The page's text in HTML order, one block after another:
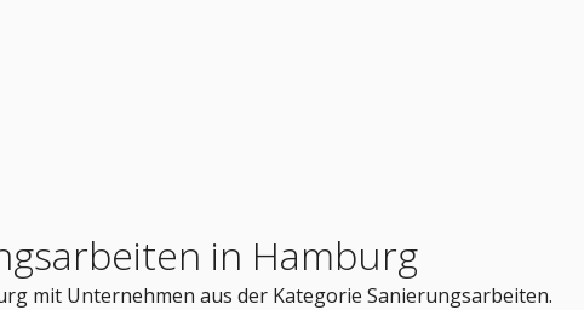
in Hamburg
mit Unternehmen aus der Kategorie Sanierungsarbeiten.